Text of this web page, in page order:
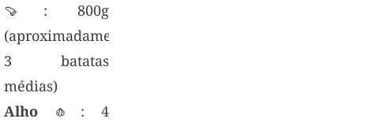
🍠: 800g
(aproximadamente
3 batatas
médias)
Alho🧄: 4